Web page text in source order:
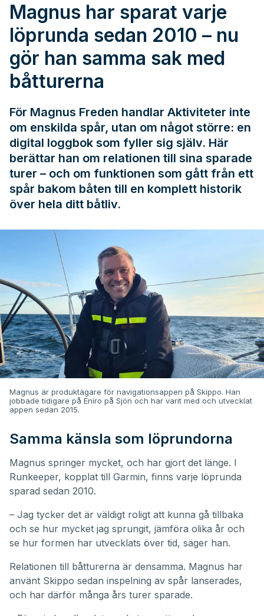
Magnus har sparat varje
löprunda sedan 2010 – nu
gör han samma sak med
båtturerna
För Magnus Freden handlar Aktiviteter inte
om enskilda spår, utan om något större: en
digital loggbok som fyller sig själv. Här
berättar han om relationen till sina sparade
turer – och om funktionen som gått från ett
spår bakom båten till en komplett historik
över hela ditt båtliv.
Magnus är produktägare för navigationsappen på Skippo. Han
jobbade tidigare på Eniro på Sjön och har varit med och utvecklat
appen sedan 2015.
Samma känsla som löprundorna
Magnus springer mycket, och har gjort det länge. I
Runkeeper, kopplat till Garmin, finns varje löprunda
sparad sedan 2010.
– Jag tycker det är väldigt roligt att kunna gå tillbaka
och se hur mycket jag sprungit, jämföra olika år och
se hur formen har utvecklats över tid, säger han.
Relationen till båtturerna är densamma. Magnus har
använt Skippo sedan inspelning av spår lanserades,
och har därför många års turer sparade.